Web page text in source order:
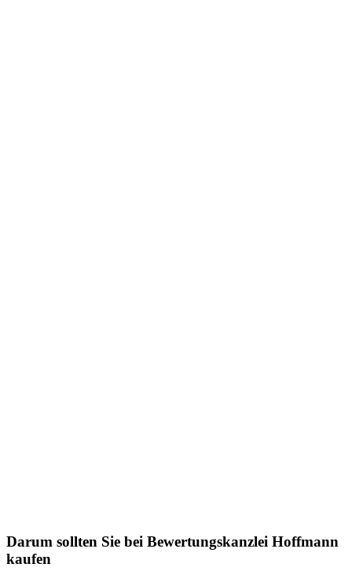
Darum sollten Sie bei Bewertungskanzlei Hoffmann
kaufen